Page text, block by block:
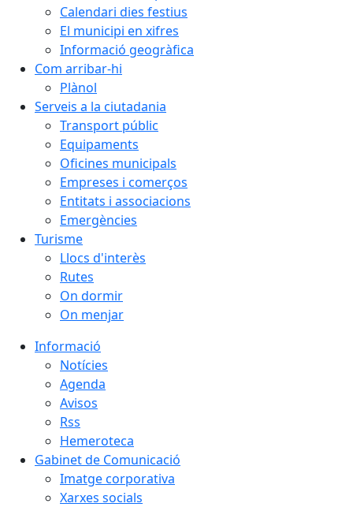
Calendari dies festius
El municipi en xifres
Informació geogràfica
Com arribar-hi
Plànol
Serveis a la ciutadania
Transport públic
Equipaments
Oficines municipals
Empreses i comerços
Entitats i associacions
Emergències
Turisme
Llocs d'interès
Rutes
On dormir
On menjar
Informació
Notícies
Agenda
Avisos
Rss
Hemeroteca
Gabinet de Comunicació
Imatge corporativa
Xarxes socials